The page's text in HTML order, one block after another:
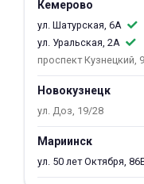
Кемерово
ул. Шатурская, 6А
ул. Уральская, 2А
проспект Кузнецкий,
Новокузнецк
ул. Доз, 19/28
Мариинск
ул. 50 лет Октября,